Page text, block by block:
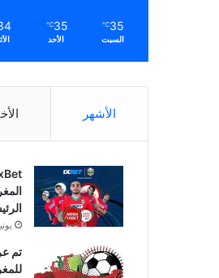
35
℃
السبت
35
℃
الأحد
الأشهر
يونيو
تم